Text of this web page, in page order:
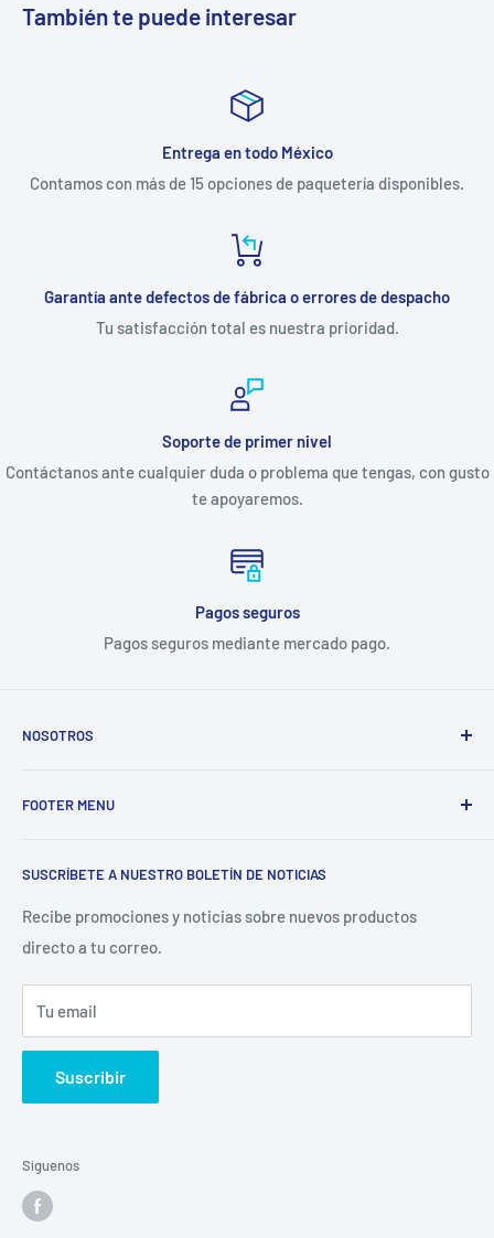
También te puede interesar
Entrega en todo México
Contamos con más de 15 opciones de paquetería disponibles.
Garantía ante defectos de fábrica o errores de despacho
Tu satisfacción total es nuestra prioridad.
Soporte de primer nivel
Contáctanos ante cualquier duda o problema que tengas, con gusto
te apoyaremos.
Pagos seguros
Pagos seguros mediante mercado pago.
NOSOTROS
de ofrecer refacciones para aparatos electrodomésticos y
restaurantera e industrial.
FOOTER MENU
Catálogo
La Empresa
Contacto
Sucursales
Buscar
SUSCRÍBETE A NUESTRO BOLETÍN DE NOTICIAS
Recibe promociones y noticias sobre nuevos productos
directo a tu correo.
Tu email
Suscribir
Síguenos